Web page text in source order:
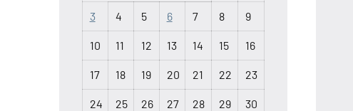
3 4 5 6 7 8 9
10 11 12 13 14 15 16
17 18 19 20 21 22 23
24 25 26 27 28 29 30